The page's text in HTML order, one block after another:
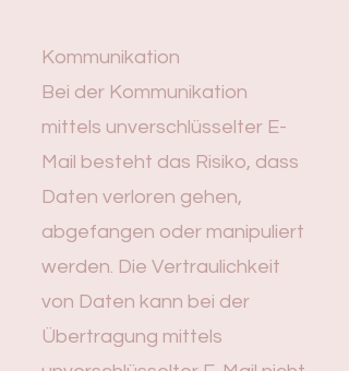
Kommunikation
Bei der Kommunikation
mittels unverschlüsselter E-
Mail besteht das Risiko, dass
Daten verloren gehen,
abgefangen oder manipuliert
werden. Die Vertraulichkeit
von Daten kann bei der
Übertragung mittels